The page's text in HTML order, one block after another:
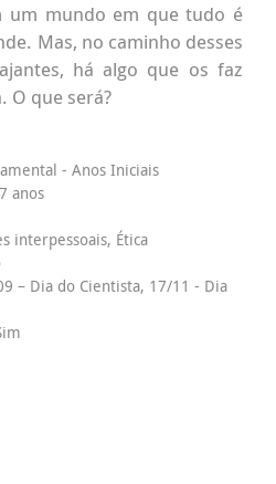
um mundo em que tudo é
Mas, no caminho desses
há algo que os faz
O que será?
- Anos Iniciais
anos
interpessoais, Ética
– Dia do Cientista, 17/11 - Dia